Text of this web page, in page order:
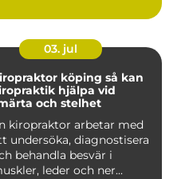
03. jul
köping så kan
hjälpa vid
och stelhet
kiropraktor arbetar med
undersöka, diagnostisera
behandla besvär i
leder och ner...